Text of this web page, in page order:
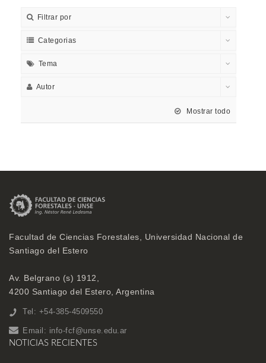
Filtrar por
Categorias
Tema
Autor
Mostrar todo
Facultad de Ciencias Forestales, Universidad Nacional de
Santiago del Estero
Av. Belgrano (s) 1912,
4200 Santiago del Estero, Argentina
Tel: +54-385-4509550
Email: info-fcf@unse.edu.ar
NOTICIAS RECIENTES